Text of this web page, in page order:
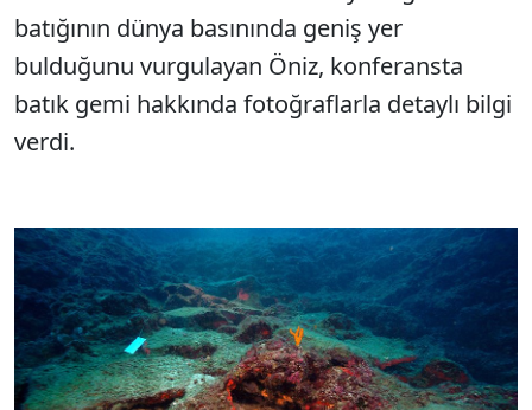
batığının dünya basınında geniş yer
bulduğunu vurgulayan Öniz, konferansta
batık gemi hakkında fotoğraflarla detaylı bilgi
verdi.